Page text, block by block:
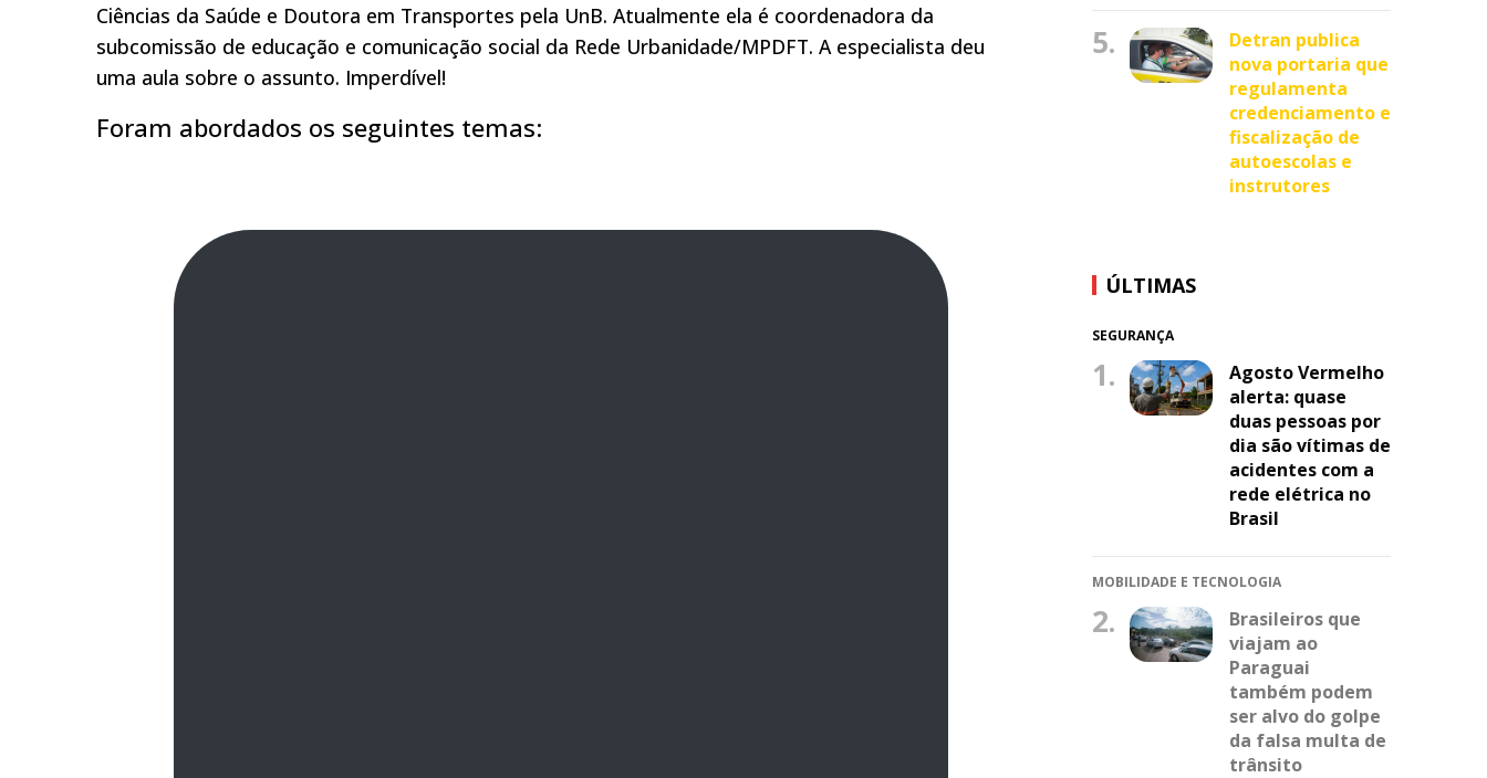
Ciências da Saúde e Doutora em Transportes pela UnB. Atualmente ela é coordenadora da
subcomissão de educação e comunicação social da Rede Urbanidade/MPDFT. A especialista deu
uma aula sobre o assunto. Imperdível!
Foram abordados os seguintes temas:
5.
Detran publica
nova portaria que
regulamenta
credenciamento e
fiscalização de
autoescolas e
instrutores
ÚLTIMAS
SEGURANÇA
1.
Agosto Vermelho
alerta: quase
duas pessoas por
dia são vítimas de
acidentes com a
rede elétrica no
Brasil
MOBILIDADE E TECNOLOGIA
2.
Brasileiros que
viajam ao
Paraguai
também podem
ser alvo do golpe
da falsa multa de
trânsito